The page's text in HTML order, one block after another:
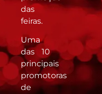
das
feiras.
Uma
das 10
principais
promotoras
de